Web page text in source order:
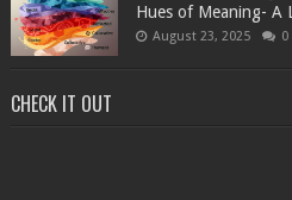
Hues of Meaning- A
August 23, 2025 0
CHECK IT OUT